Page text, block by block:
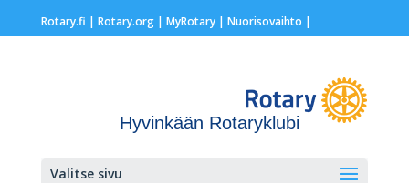
Rotary.fi | Rotary.org| MyRotary | Nuorisovaihto |
Hyvinkään Rotaryklubi
Valitse sivu